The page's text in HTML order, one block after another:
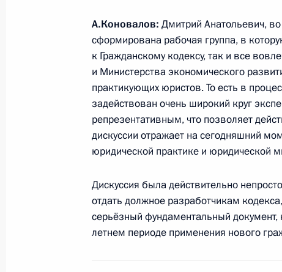
Сергей Иванов провёл заседание
по противодействию коррупции
25 сентября 2012 года, 19:00
Владимир Путин подписал ряд
А.Коновалов: Дмитрий Анатольевич,
сформирована рабочая группа, в
к Гражданскому кодексу, так и все
и Министерства экономического
практикующих юристов. То есть в
задействован очень широкий круг
репрезентативным, что позволяет
дискуссии отражает на сегодняшний
юридической практике и юридической
Дискуссия была действительно
отдать должное разработчикам
серьёзный фундаментальный
летнем периоде применения нового